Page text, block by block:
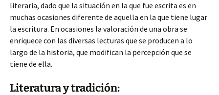
literaria, dado que la situación en la que fue escrita es en
muchas ocasiones diferente de aquella en la que tiene lugar
la escritura. En ocasiones la valoración de una obra se
enriquece con las diversas lecturas que se producen a lo
largo de la historia, que modifican la percepción que se
tiene de ella.
Literatura y tradición: